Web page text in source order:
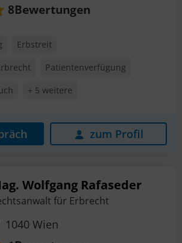
8Bewertungen
Erbstreit
Patientenverfügung
+ 5 weitere
zum Profil
Wolfgang Rafaseder
für Erbrecht
1040 Wien